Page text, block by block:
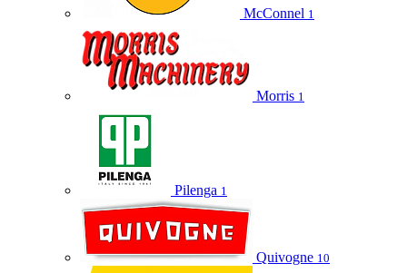
McConnel 1
Morris 1
Pilenga 1
Quivogne 10